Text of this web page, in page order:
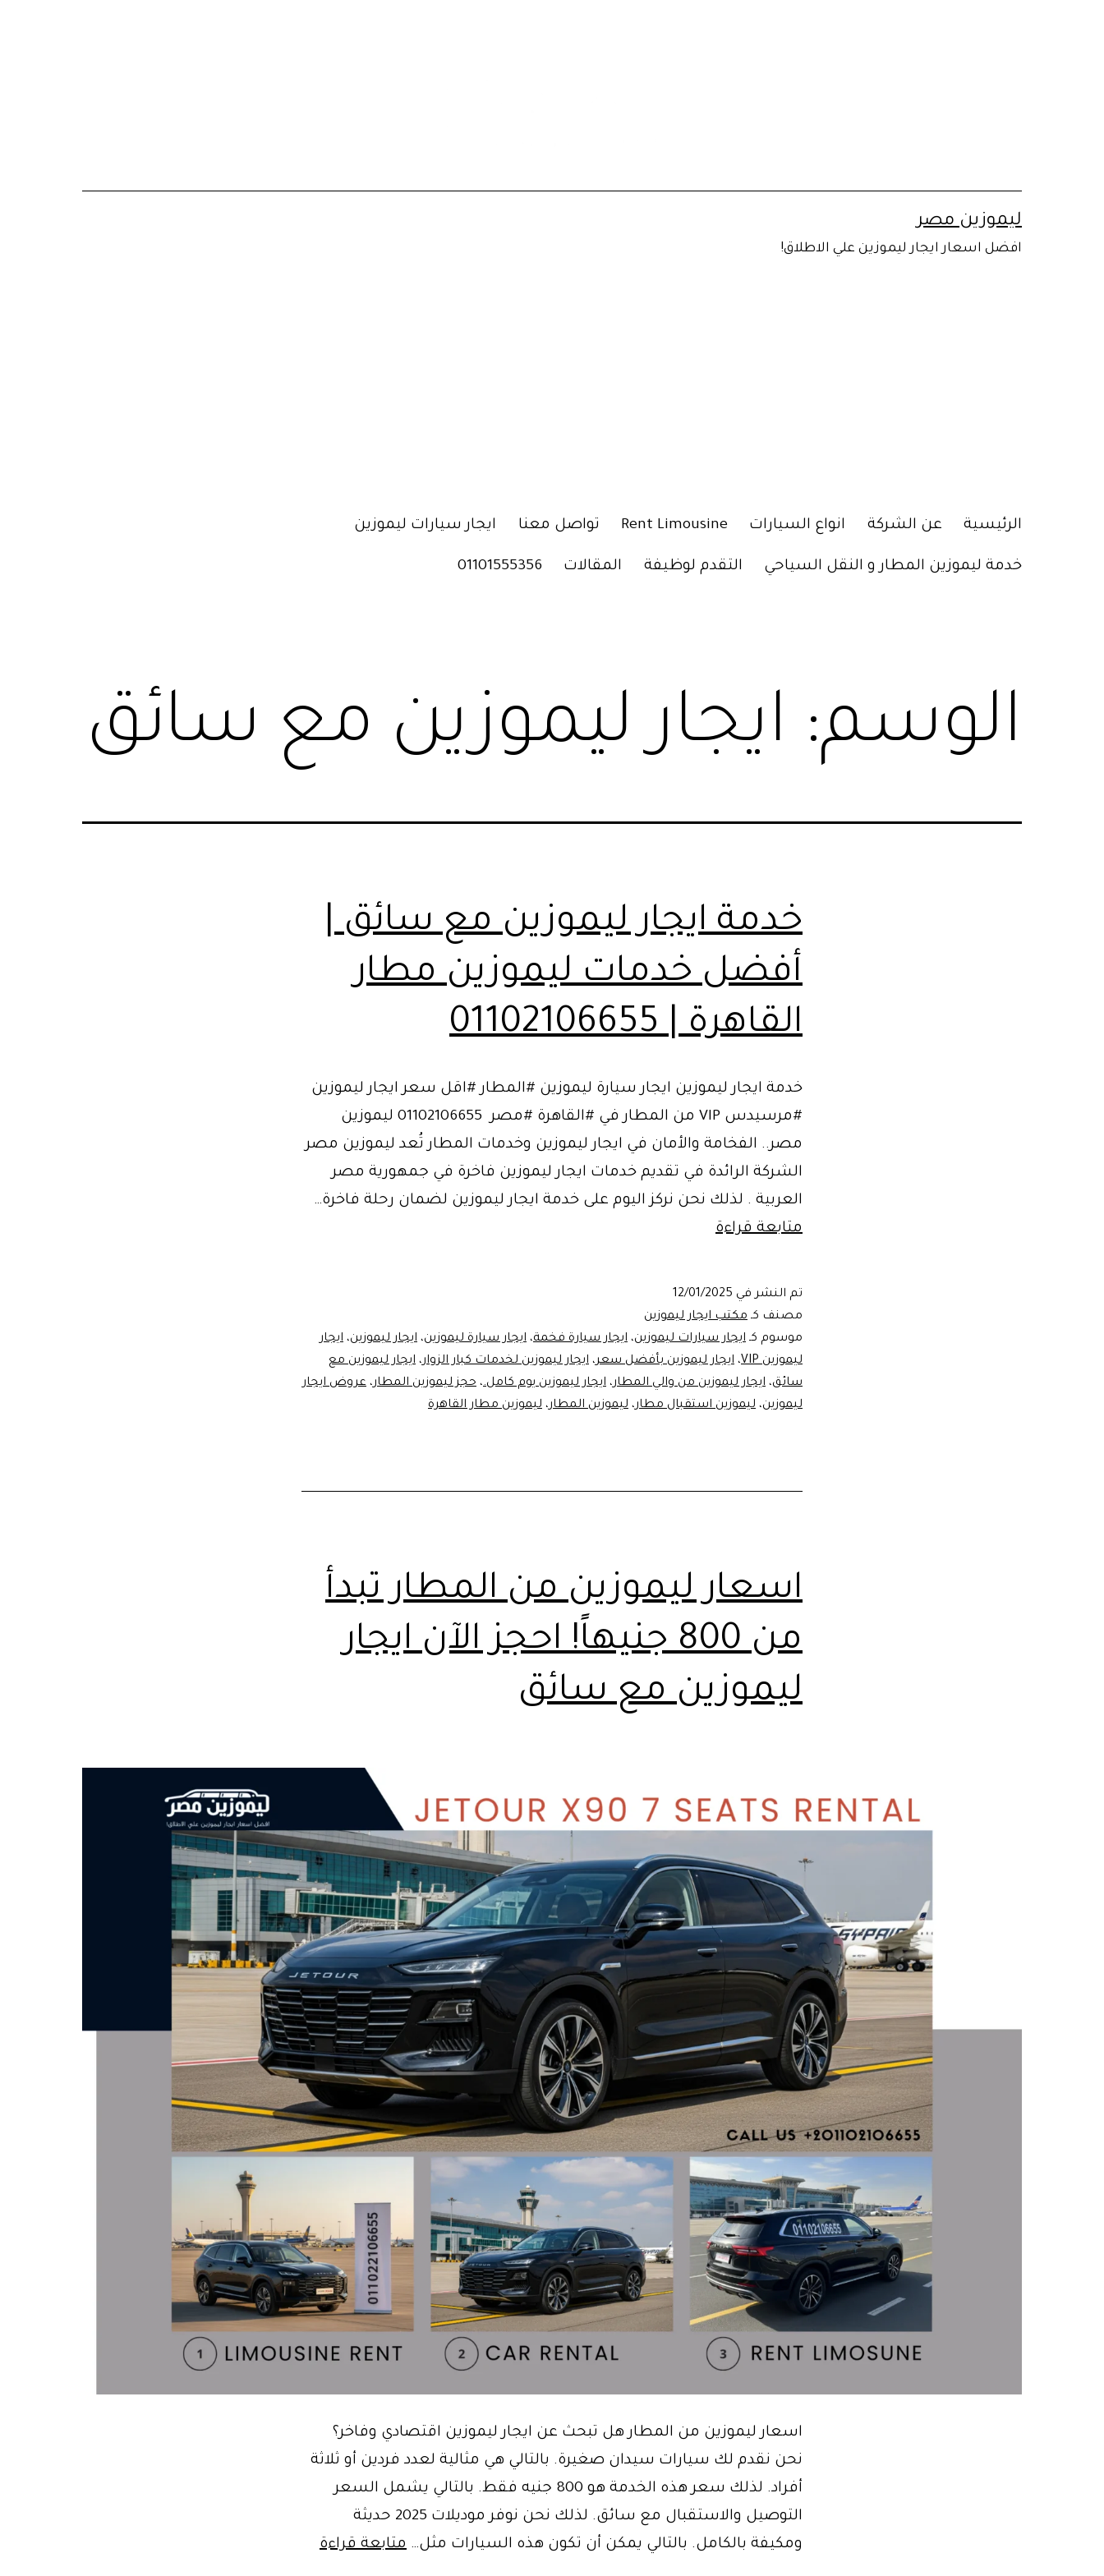
ليموزين مصر
افضل اسعار ايجار ليموزين علي الاطلاق!
الرئيسية عن الشركة انواع السيارات Rent Limousine تواصل معنا ايجار سيارات ليموزين
خدمة ليموزين المطار و النقل السياحي التقدم لوظيفة المقالات 01101555356
الوسم: ايجار ليموزين مع سائق
خدمة ايجار ليموزين مع سائق |
أفضل خدمات ليموزين مطار
القاهرة | 01102106655
خدمة ايجار ليموزين ايجار سيارة ليموزين #المطار #اقل سعر ايجار ليموزين
#مرسيدس VIP من المطار في #القاهرة #مصر 01102106655 ليموزين
مصر.. الفخامة والأمان في ايجار ليموزين وخدمات المطار تُعد ليموزين مصر
الشركة الرائدة في تقديم خدمات ايجار ليموزين فاخرة في جمهورية مصر
العربية . لذلك نحن نركز اليوم على خدمة ايجار ليموزين لضمان رحلة فاخرة…
متابعة قراءة
ليموزين
مع
سائق
|
أفضل
تم النشر في 12/01/2025
مصنف كـ مكتب ايجار ليموزين
موسوم كـ ايجار سيارات ليموزين، ايجار سيارة فخمة، ايجار سيارة ليموزين، ايجار ليموزين، ايجار
ليموزين VIP
، ايجار ليموزين بأفضل سعر، ايجار ليموزين لخدمات كبار الزوار، ايجار ليموزين مع
سائق، ايجار ليموزين من والي المطار، ايجار ليموزين يوم كامل.، حجز ليموزين المطار، عروض ايجار
ليموزين، ليموزين استقبال مطار، ليموزين المطار، ليموزين مطار القاهرة
اسعار ليموزين من المطار تبدأ
من 800 جنيهاً! احجز الآن ايجار
ليموزين مع سائق
اسعار ليموزين من المطار هل تبحث عن ايجار ليموزين اقتصادي وفاخر؟
نحن نقدم لك سيارات سيدان صغيرة. بالتالي هي مثالية لعدد فردين أو ثلاثة
أفراد. لذلك سعر هذه الخدمة هو 800 جنيه فقط. بالتالي يشمل السعر
التوصيل والاستقبال مع سائق. لذلك نحن نوفر موديلات 2025 حديثة
ومكيفة بالكامل. بالتالي يمكن أن تكون هذه السيارات مثل… متابعة قراءةاسعار